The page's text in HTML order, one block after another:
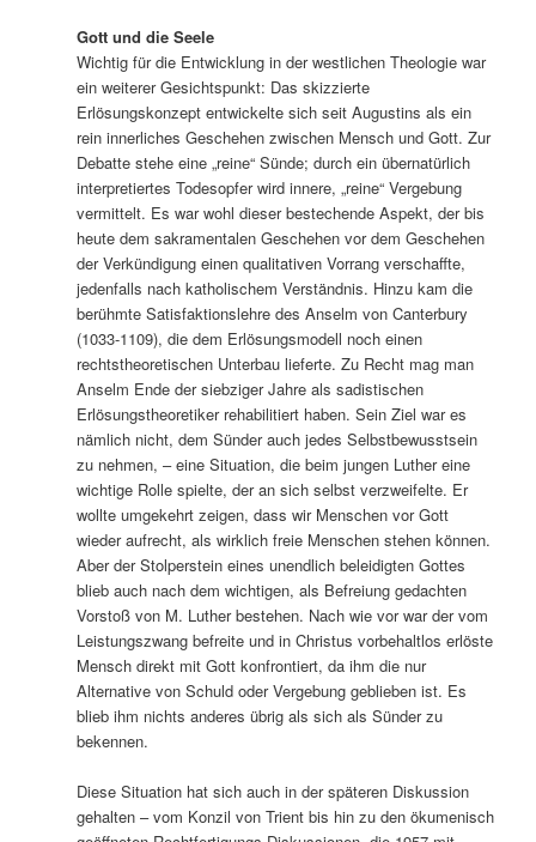
Gott und die Seele
Wichtig für die Entwicklung in der westlichen Theologie war
ein weiterer Gesichtspunkt: Das skizzierte
Erlösungskonzept entwickelte sich seit Augustins als ein
rein innerliches Geschehen zwischen Mensch und Gott. Zur
Debatte stehe eine „reine“ Sünde; durch ein übernatürlich
interpretiertes Todesopfer wird innere, „reine“ Vergebung
vermittelt. Es war wohl dieser bestechende Aspekt, der bis
heute dem sakramentalen Geschehen vor dem Geschehen
der Verkündigung einen qualitativen Vorrang verschaffte,
jedenfalls nach katholischem Verständnis. Hinzu kam die
berühmte Satisfaktionslehre des Anselm von Canterbury
(1033-1109), die dem Erlösungsmodell noch einen
rechtstheoretischen Unterbau lieferte. Zu Recht mag man
Anselm Ende der siebziger Jahre als sadistischen
Erlösungstheoretiker rehabilitiert haben. Sein Ziel war es
nämlich nicht, dem Sünder auch jedes Selbstbewusstsein
zu nehmen, – eine Situation, die beim jungen Luther eine
wichtige Rolle spielte, der an sich selbst verzweifelte. Er
wollte umgekehrt zeigen, dass wir Menschen vor Gott
wieder aufrecht, als wirklich freie Menschen stehen können.
Aber der Stolperstein eines unendlich beleidigten Gottes
blieb auch nach dem wichtigen, als Befreiung gedachten
Vorstoß von M. Luther bestehen. Nach wie vor war der vom
Leistungszwang befreite und in Christus vorbehaltlos erlöste
Mensch direkt mit Gott konfrontiert, da ihm die nur
Alternative von Schuld oder Vergebung geblieben ist. Es
blieb ihm nichts anderes übrig als sich als Sünder zu
bekennen.
Diese Situation hat sich auch in der späteren Diskussion
gehalten – vom Konzil von Trient bis hin zu den ökumenisch